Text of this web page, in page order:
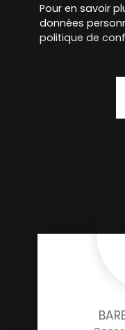
Pour en savoir
données
politique de